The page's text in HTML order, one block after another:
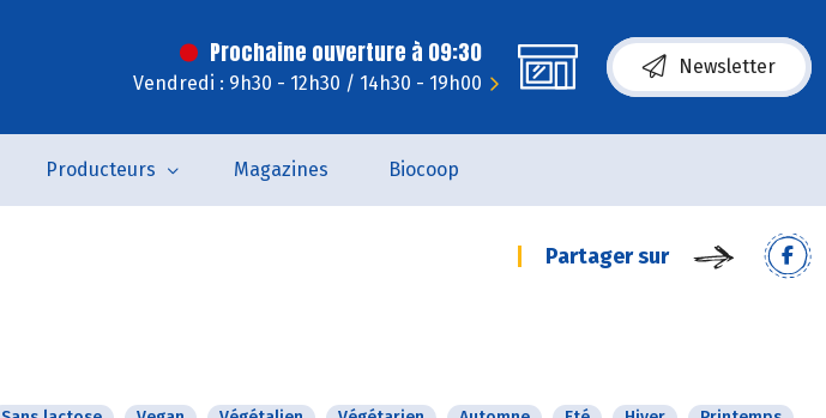
Prochaine ouverture à 09:30
Vendredi : 9h30 - 12h30 / 14h30 - 19h00
Newsletter
Producteurs Magazines Biocoop
Partager sur